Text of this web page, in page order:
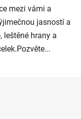
mezi vámi a
jasností a
leštěné hrany a